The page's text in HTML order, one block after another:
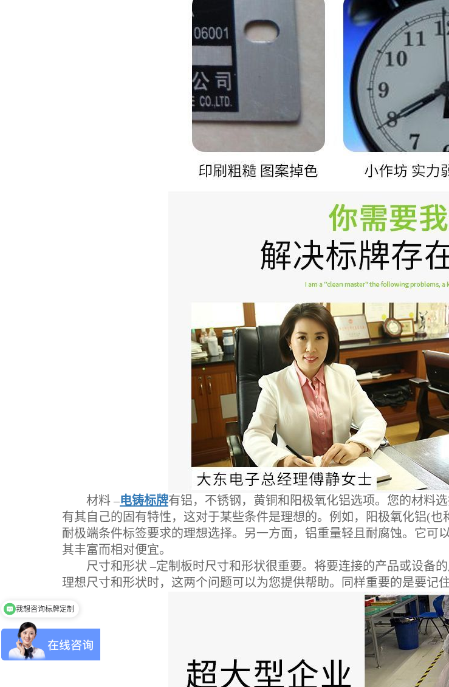
材料 –电铸标牌有铝，不锈钢，黄铜和阳极氧化铝选项。您的材料
有其自己的固有特性，这对于某些条件是理想的。例如，阳极氧化铝(
耐极端条件标签要求的理想选择。另一方面，铝重量轻且耐腐蚀。它可
其丰富而相对便宜。
尺寸和形状 –定制板时尺寸和形状很重要。将要连接的产品或设备的
理想尺寸和形状时，这两个问题可以为您提供帮助。同样重要的是要记
我想咨询标牌定制
咨询报价需要提供图纸、尺寸、要求吗？